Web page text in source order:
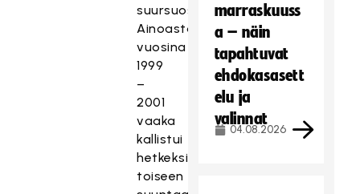
suursuosikkina.
Ainoastaan
vuosina
1999
–
2001
vaaka
kallistui
hetkeksi
toiseen
marraskuuss
a – näin
tapahtuvat
ehdokasasett
elu ja
valinnat
04.08.2026